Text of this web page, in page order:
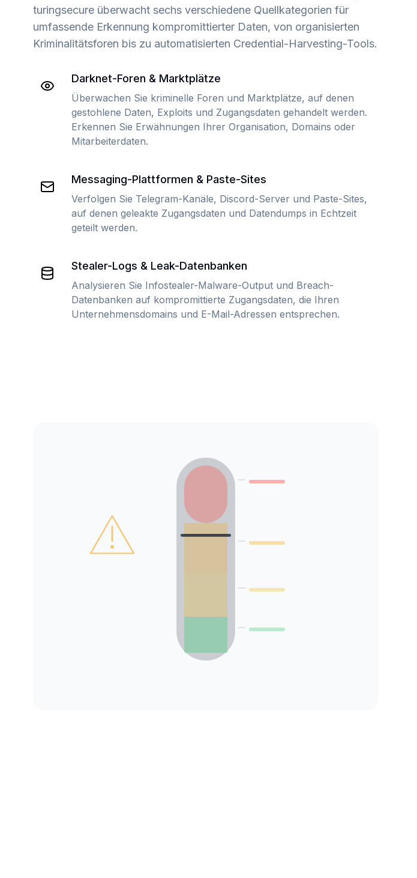
turingsecure überwacht sechs verschiedene Quellkategorien für
umfassende Erkennung kompromittierter Daten, von organisierten
Kriminalitätsforen bis zu automatisierten Credential-Harvesting-Tools.
Darknet-Foren & Marktplätze
Überwachen Sie kriminelle Foren und Marktplätze, auf denen
gestohlene Daten, Exploits und Zugangsdaten gehandelt werden.
Erkennen Sie Erwähnungen Ihrer Organisation, Domains oder
Mitarbeiterdaten.
Messaging-Plattformen & Paste-Sites
Verfolgen Sie Telegram-Kanäle, Discord-Server und Paste-Sites,
auf denen geleakte Zugangsdaten und Datendumps in Echtzeit
geteilt werden.
Stealer-Logs & Leak-Datenbanken
Analysieren Sie Infostealer-Malware-Output und Breach-
Datenbanken auf kompromittierte Zugangsdaten, die Ihren
Unternehmensdomains und E-Mail-Adressen entsprechen.